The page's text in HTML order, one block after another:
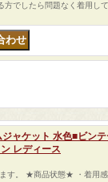
方でしたら問題なく着用し
ジャケット 水色■ビン
レディース
ます。 ★商品状態★ ・着用